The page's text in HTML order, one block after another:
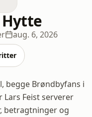
Hytte
aug. 6, 2026
begge Brøndbyfans i
Feist serverer
betragtninger og